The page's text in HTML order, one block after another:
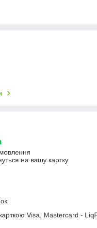
на вашу картку
Visa, Mastercard -